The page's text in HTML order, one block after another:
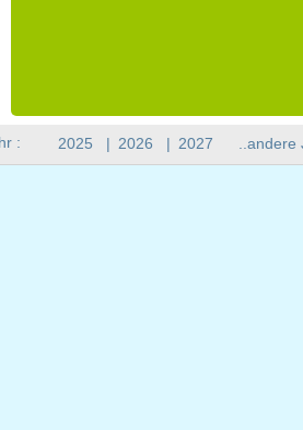
: 2025 | 2026 | 2027 ..andere